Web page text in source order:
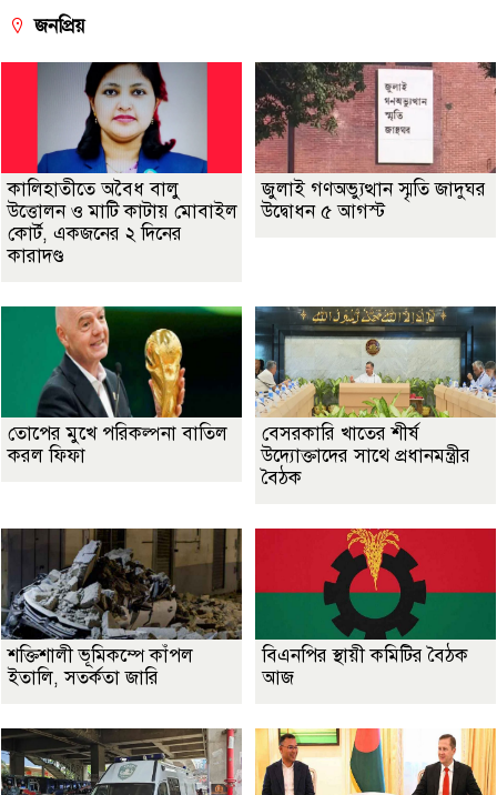
জনপ্রিয়
কালিহাতীতে অবৈধ বালু
উত্তোলন ও মাটি কাটায় মোবাইল
কোর্ট, একজনের ২ দিনের
কারাদণ্ড
জুলাই গণঅভ্যুত্থান স্মৃতি জাদুঘর
উদ্বোধন ৫ আগস্ট
তোপের মুখে পরিকল্পনা বাতিল
করল ফিফা
বেসরকারি খাতের শীর্ষ
উদ্যোক্তাদের সাথে প্রধানমন্ত্রীর
বৈঠক
শক্তিশালী ভূমিকম্পে কাঁপল
ইতালি, সতর্কতা জারি
বিএনপির স্থায়ী কমিটির বৈঠক
আজ